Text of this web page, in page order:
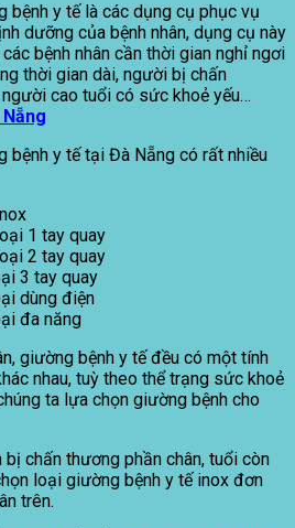
bệnh y tế là các dụng cụ phục vụ
dưỡng của bệnh nhân, dụng cụ này
bệnh nhân cần thời gian nghỉ ngơi
thời gian dài, người bị chấn
cao tuổi có sức khoẻ yếu…
bệnh y tế tại Đà Nẵng có rất nhiều
1 tay quay
2 tay quay
3 tay quay
dùng điện
đa năng
giường bệnh y tế đều có một tính
nhau, tuỳ theo thể trạng sức khoẻ
ta lựa chọn giường bệnh cho
bị chấn thương phần chân, tuổi còn
loại giường bệnh y tế inox đơn
trên.